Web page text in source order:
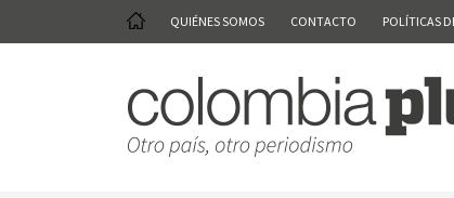
QUIÉNES SOMOS CONTACTO POLÍTICAS